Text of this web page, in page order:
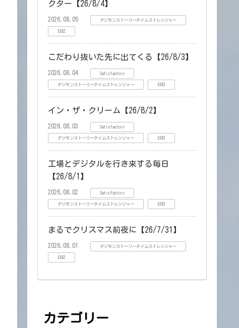
クター【26/8/4】
2026.08.05 デジモンストーリータイムストレンジャー
日記
こだわり抜いた先に出てくる【26/8/3】
2026.08.04 Satisfactory
デジモンストーリータイムストレンジャー 日記
イン・ザ・クリーム【26/8/2】
2026.08.03 Satisfactory
デジモンストーリータイムストレンジャー 日記
工場とデジタルを行き来する毎日
【26/8/1】
2026.08.02 Satisfactory
デジモンストーリータイムストレンジャー 日記
まるでクリスマス前夜に【26/7/31】
2026.08.01 デジモンストーリータイムストレンジャー
日記
カテゴリー